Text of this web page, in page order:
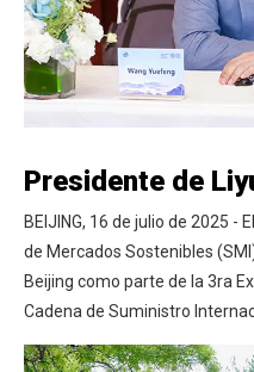
BEIJING, 16 de julio de 2025 -
de Mercados Sostenibles
Beijing como parte de la 3ra
Cadena de Suministro